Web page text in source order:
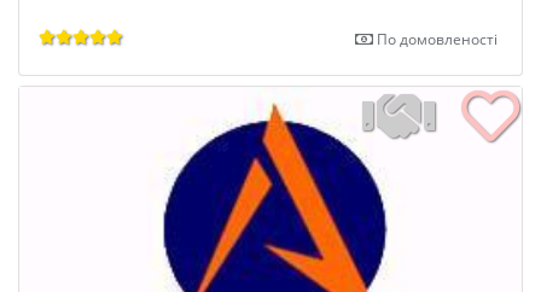
По домовленості